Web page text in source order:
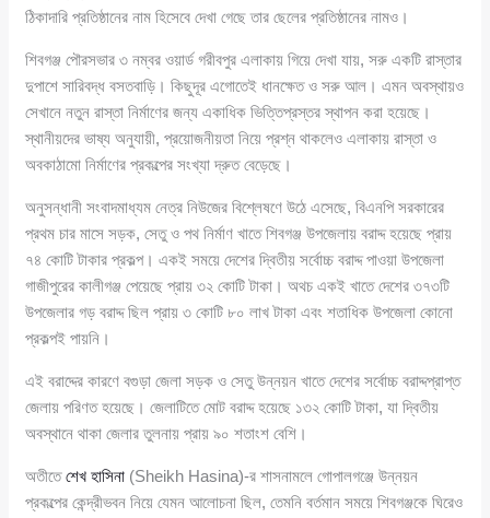
ঠিকাদারি প্রতিষ্ঠানের নাম হিসেবে দেখা গেছে তার ছেলের প্রতিষ্ঠানের নামও।
শিবগঞ্জ পৌরসভার ৩ নম্বর ওয়ার্ড গরীবপুর এলাকায় গিয়ে দেখা যায়, সরু একটি রাস্তার
দুপাশে সারিবদ্ধ বসতবাড়ি। কিছুদূর এগোতেই ধানক্ষেত ও সরু আল। এমন অবস্থায়ও
সেখানে নতুন রাস্তা নির্মাণের জন্য একাধিক ভিত্তিপ্রস্তর স্থাপন করা হয়েছে।
স্থানীয়দের ভাষ্য অনুযায়ী, প্রয়োজনীয়তা নিয়ে প্রশ্ন থাকলেও এলাকায় রাস্তা ও
অবকাঠামো নির্মাণের প্রকল্পের সংখ্যা দ্রুত বেড়েছে।
অনুসন্ধানী সংবাদমাধ্যম নেত্র নিউজের বিশ্লেষণে উঠে এসেছে, বিএনপি সরকারের
প্রথম চার মাসে সড়ক, সেতু ও পথ নির্মাণ খাতে শিবগঞ্জ উপজেলায় বরাদ্দ হয়েছে প্রায়
৭৪ কোটি টাকার প্রকল্প। একই সময়ে দেশের দ্বিতীয় সর্বোচ্চ বরাদ্দ পাওয়া উপজেলা
গাজীপুরের কালীগঞ্জ পেয়েছে প্রায় ৩২ কোটি টাকা। অথচ একই খাতে দেশের ৩৭৩টি
উপজেলার গড় বরাদ্দ ছিল প্রায় ৩ কোটি ৮০ লাখ টাকা এবং শতাধিক উপজেলা কোনো
প্রকল্পই পায়নি।
এই বরাদ্দের কারণে বগুড়া জেলা সড়ক ও সেতু উন্নয়ন খাতে দেশের সর্বোচ্চ বরাদ্দপ্রাপ্ত
জেলায় পরিণত হয়েছে। জেলাটিতে মোট বরাদ্দ হয়েছে ১৩২ কোটি টাকা, যা দ্বিতীয়
অবস্থানে থাকা জেলার তুলনায় প্রায় ৯০ শতাংশ বেশি।
অতীতেশেখ হাসিনা (Sheikh Hasina)-র শাসনামলে গোপালগঞ্জে উন্নয়ন
প্রকল্পের কেন্দ্রীভবন নিয়ে যেমন আলোচনা ছিল, তেমনি বর্তমান সময়ে শিবগঞ্জকে ঘিরেও